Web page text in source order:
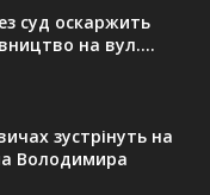
суд оскаржить
на вул....
зустрінуть на
Володимира